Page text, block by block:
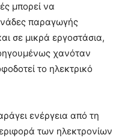
μπορεί να
παραγωγής
σε μικρά εργοστάσια,
χανόταν
το ηλεκτρικό
ενέργεια από τη
των ηλεκτρονίων